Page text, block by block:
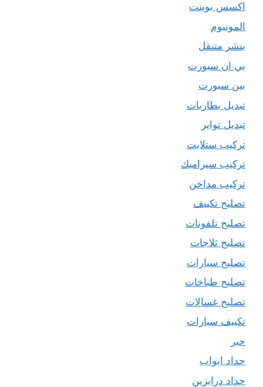
اكسس بوينت
المونيوم
بنشر متنقل
بي ان سبورت
بين سبورت
تبديل بطاريات
تبديل تواير
تركيب ستلايت
تركيب سيراميك
تركيب مداخن
تصليح تكييف
تصليح تلفونات
تصليح ثلاجات
تصليح سيارات
تصليح طباخات
تصليح غسالات
تكييف سيارات
حبر
حداد ابواب
حداد درابزين